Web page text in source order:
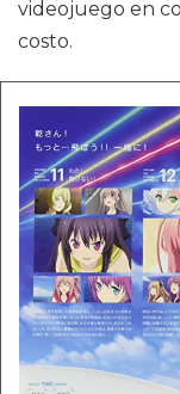
videojuego en
costo.